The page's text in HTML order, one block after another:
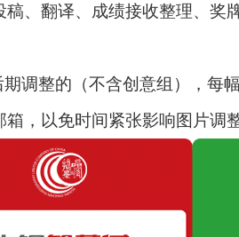
稿、翻译、成绩接收整理、
期调整的（不含创意组），每
，以免时间紧张影响图片调